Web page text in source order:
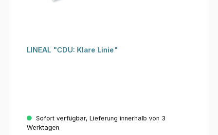
LINEAL "CDU: Klare Linie"
Sofort verfügbar, Lieferung innerhalb von 3
Werktagen